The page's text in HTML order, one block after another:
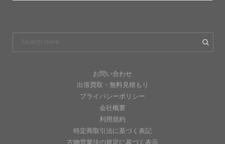
お問い合わせ
出張買取・無料見積もり
プライバシーポリシー
会社概要
利用規約
特定商取引法に基づく表記
古物営業法の規定に基づく表示